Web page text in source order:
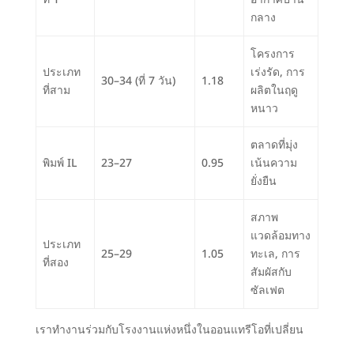
กลาง
ประเภท
ที่สาม
30–34(ที่ 7 วัน) 1.18
โครงการ
เร่งรัด, การ
ผลิตในฤดู
หนาว
พิมพ์ IL 23–27 0.95
ตลาดที่มุ่ง
เน้นความ
ยั่งยืน
ประเภท
ที่สอง
25–29 1.05
สภาพ
แวดล้อมทาง
ทะเล, การ
สัมผัสกับ
ซัลเฟต
เราทำงานร่วมกับโรงงานแห่งหนึ่งในออนแทรีโอที่เปลี่ยน